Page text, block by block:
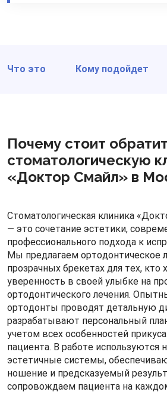
Что это Кому подойдет
Почему стоит
стоматологическую
«Доктор Смайл» в
Стоматологическая клиника
— это сочетание эстетики,
профессионального подхода к
Мы предлагаем ортодонтическое
прозрачных брекетах для тех, кто
уверенность в своей улыбке на
ортодонтического лечения.
ортодонты проводят детальную
разрабатывают персональный
учетом всех особенностей
пациента. В работе используются
эстетичные системы,
ношение и предсказуемый
сопровождаем пациента на